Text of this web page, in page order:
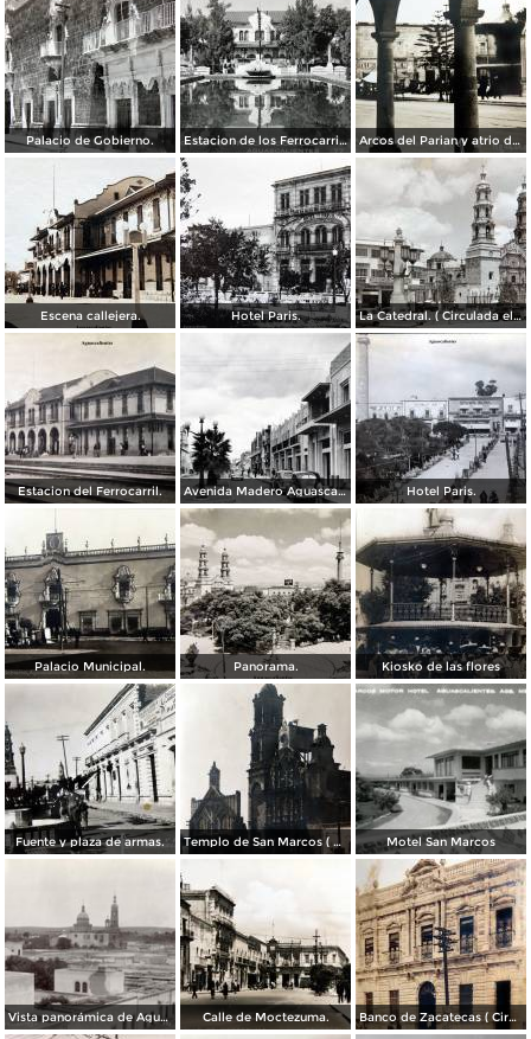
Palacio de Gobierno. Estacion de los Ferrocarriles Nacionales. Arcos del Parian y atrio de Santiago.
Escena callejera. Hotel Paris. La Catedral. ( Circulada el 11 de Diciembre de 1950 ).
Estacion del Ferrocarril. Avenida Madero Aguascalientes. Hotel Paris.
Palacio Municipal. Panorama. Kiosko de las flores
Fuente y plaza de armas. Templo de San Marcos ( Circulada el 8 de Abril de 1949 ). Motel San Marcos
Vista panorámica de Aguscalientes Calle de Moctezuma. Banco de Zacatecas ( Circulada el 6 de Febrero de 1920 ).